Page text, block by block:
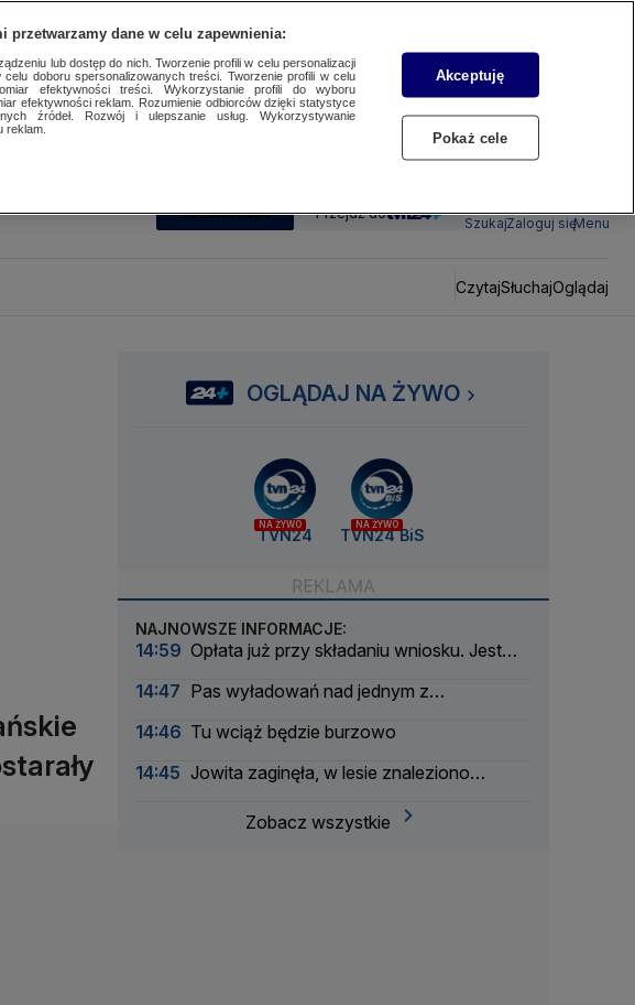
SUBSKRYBUJ Przejdź do
SzukajZaloguj sięMenu
CzytajSłuchajOglądaj
OGLĄDAJ NA ŻYWO
NA ŻYWO
TVN24
NA ŻYWO
TVN24 BiS
NAJNOWSZE INFORMACJE:
14:59 Opłata już przy składaniu wniosku. Jest
14:47 Pas wyładowań nad jednym z
14:46 Tu wciąż będzie burzowo
14:45 Jowita zaginęła, w lesie znaleziono
Zobacz wszystkie
przetwarzamy dane w celu zapewnienia:
lub dostęp do nich. Tworzenie profili w celu personalizacji
doboru spersonalizowanych treści. Tworzenie profili w celu
efektywności treści. Wykorzystanie profili do wyboru
efektywności reklam. Rozumienie odbiorców dzięki statystyce
źródeł. Rozwój i ulepszanie usług. Wykorzystywanie
reklam.
Akceptuję
Pokaż cele